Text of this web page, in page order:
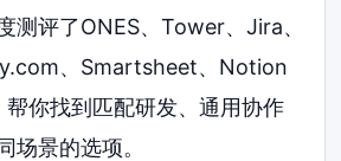
测评了ONES、Tower、Jira、
、Smartsheet、Notion
你找到匹配研发、通用协作
场景的选项。